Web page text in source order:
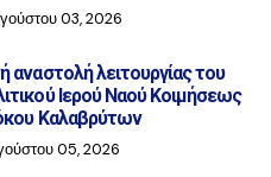
03, 2026
αναστολή λειτουργίας του
Ιερού Ναού Κοιμήσεως
Καλαβρύτων
05, 2026